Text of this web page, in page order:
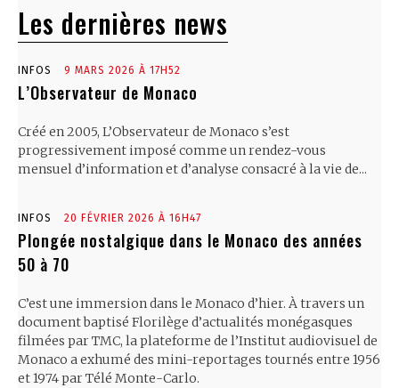
Les dernières news
INFOS 9 MARS 2026 À 17H52
L’Observateur de Monaco
Créé en 2005, L’Observateur de Monaco s’est
progressivement imposé comme un rendez-vous
mensuel d’information et d’analyse consacré à la vie de...
INFOS 20 FÉVRIER 2026 À 16H47
Plongée nostalgique dans le Monaco des années
50 à 70
C’est une immersion dans le Monaco d’hier. À travers un
document baptisé Florilège d’actualités monégasques
filmées par TMC, la plateforme de l’Institut audiovisuel de
Monaco a exhumé des mini-reportages tournés entre 1956
et 1974 par Télé Monte-Carlo.